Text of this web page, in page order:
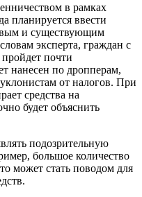
в рамках
планируется ввести
и существующим
эксперта, граждан с
почти
нанесен по дропперам,
от налогов. При
средства на
будет объяснить
подозрительную
большое количество
может стать поводом для